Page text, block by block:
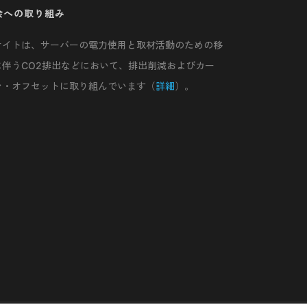
への取り組み
イトは、サーバーの電力使用と取材活動のための移
うCO2排出などにおいて、排出削減およびカー
・オフセットに取り組んでいます（詳細）。